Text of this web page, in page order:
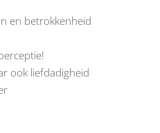
en betrokkenheid
ook liefdadigheid